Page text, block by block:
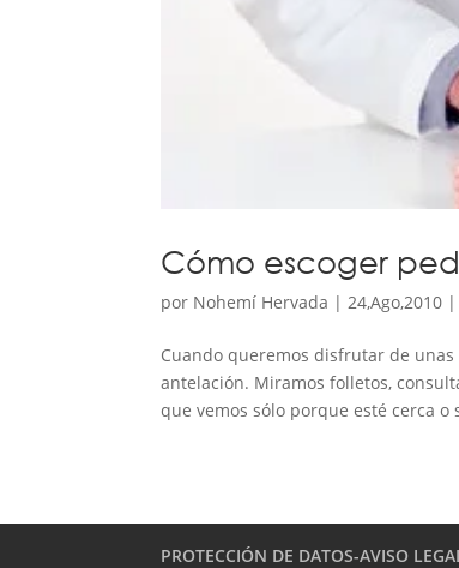
Cómo escoger
por Nohemí Hervada | 24,Ago,2010 |
Cuando queremos disfrutar de
antelación. Miramos folletos,
que vemos sólo porque esté cerca o
PROTECCIÓN DE DATOS-AVISO